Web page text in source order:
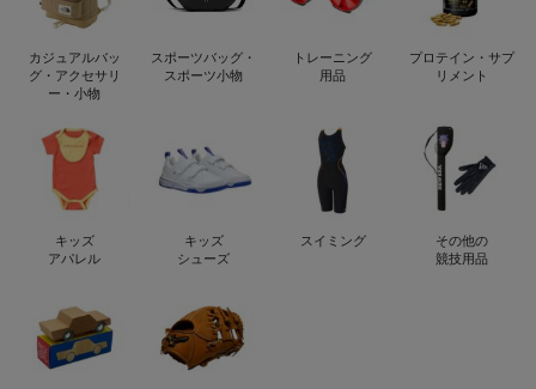
カジュアルバッ
グ・アクセサリ
ー・小物
スポーツバッグ・
スポーツ小物
トレーニング
用品
プロテイン・サプ
リメント
キッズ
アパレル
キッズ
シューズ
スイミング
その他の
競技用品